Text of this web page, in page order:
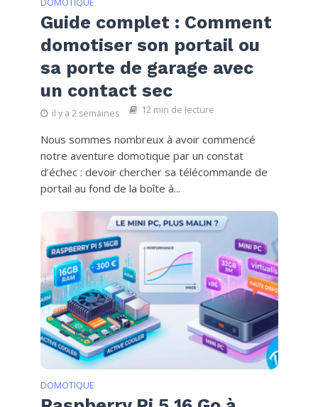
Guide complet : Comment
domotiser son portail ou
sa porte de garage avec
un contact sec
il y a 2 semaines 12 min de lecture
Nous sommes nombreux à avoir commencé
notre aventure domotique par un constat
d’échec : devoir chercher sa télécommande de
portail au fond de la boîte à...
DOMOTIQUE